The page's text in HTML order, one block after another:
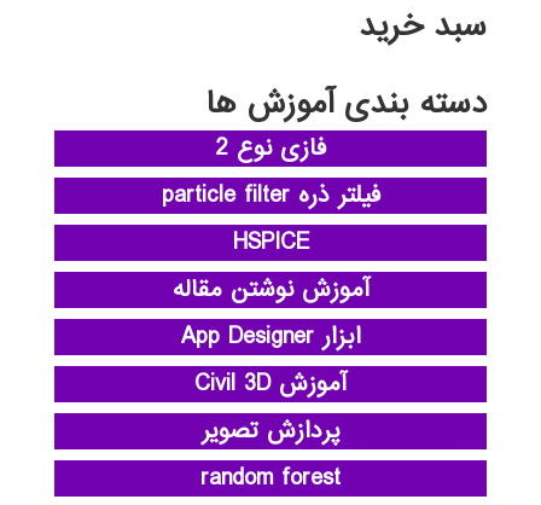
سبد خرید
دسته بندی آموزش ها
فازی نوع 2
فیلتر ذره particle filter
HSPICE
آموزش نوشتن مقاله
ابزار App Designer
آموزش Civil 3D
پردازش تصویر
random forest